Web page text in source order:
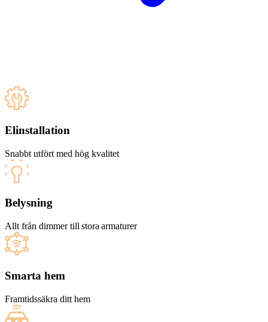
Elinstallation
Snabbt utfört med hög kvalitet
Belysning
Allt från dimmer till stora armaturer
Smarta hem
Framtidssäkra ditt hem